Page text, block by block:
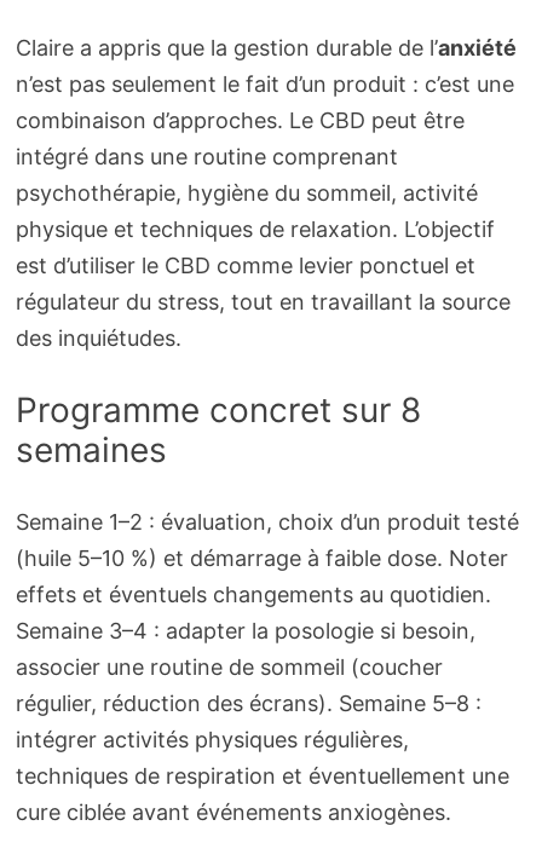
Claire a appris que la gestion durable de l’anxiété
n’est pas seulement le fait d’un produit : c’est une
combinaison d’approches. Le CBD peut être
intégré dans une routine comprenant
psychothérapie, hygiène du sommeil, activité
physique et techniques de relaxation. L’objectif
est d’utiliser le CBD comme levier ponctuel et
régulateur du stress, tout en travaillant la source
des inquiétudes.
Programme concret sur 8
semaines
Semaine 1–2 : évaluation, choix d’un produit testé
(huile 5–10 %) et démarrage à faible dose. Noter
effets et éventuels changements au quotidien.
Semaine 3–4 : adapter la posologie si besoin,
associer une routine de sommeil (coucher
régulier, réduction des écrans). Semaine 5–8 :
intégrer activités physiques régulières,
techniques de respiration et éventuellement une
cure ciblée avant événements anxiogènes.